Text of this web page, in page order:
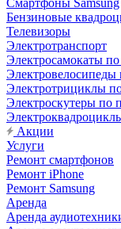
Смартфоны Samsung
Бензиновые
Телевизоры
Электротранспорт
Электросамокаты
Электровелосипеды
Электротрициклы
Электроскутеры по
Акции
Услуги
Ремонт смартфонов
Ремонт iPhone
Ремонт Samsung
Аренда
Аренда